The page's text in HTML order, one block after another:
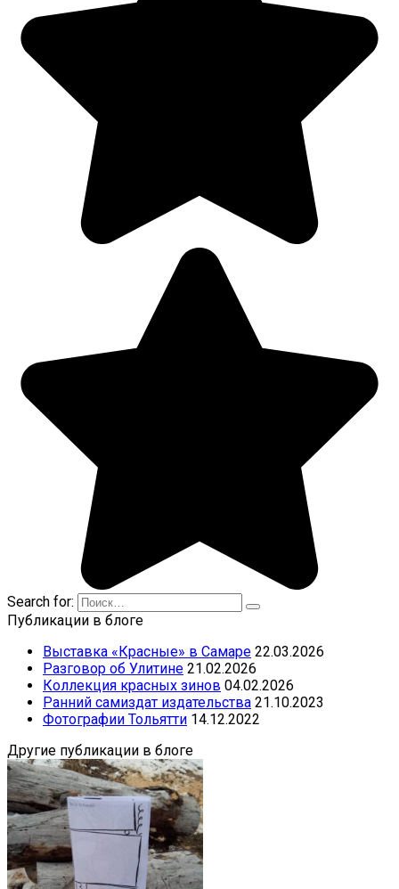
Search for:
Публикации в блоге
Выставка «Красные» в Самаре 22.03.2026
Разговор об Улитине 21.02.2026
Коллекция красных зинов 04.02.2026
Ранний самиздат издательства 21.10.2023
Фотографии Тольятти 14.12.2022
Другие публикации в блоге